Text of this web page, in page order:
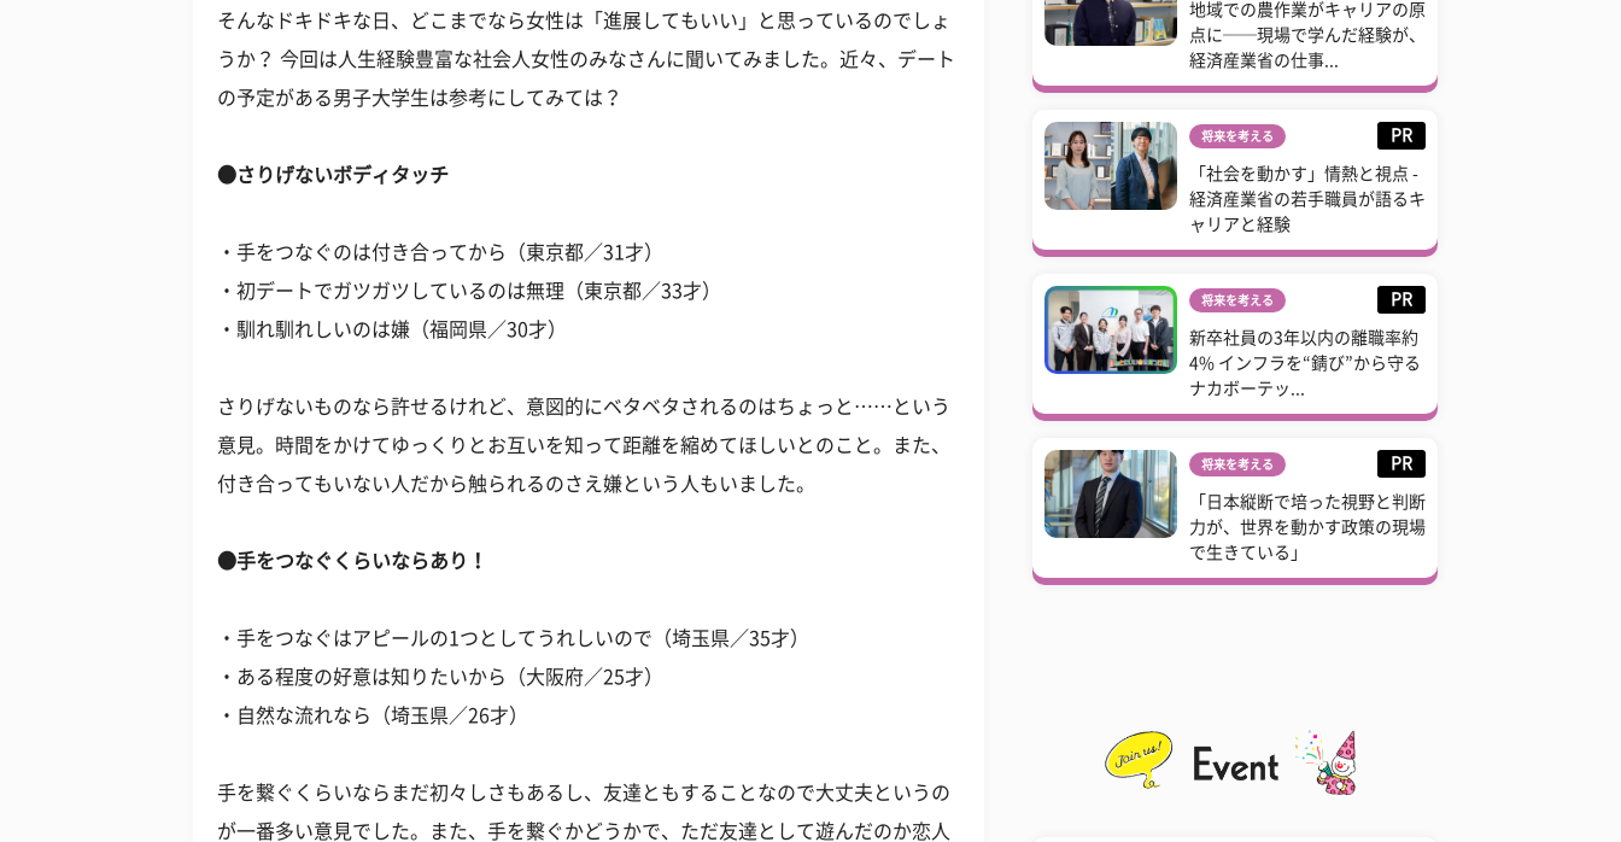
そんなドキドキな日、どこまでなら女性は「進展してもいい」と思っているのでしょ
うか？ 今回は人生経験豊富な社会人女性のみなさんに聞いてみました。近々、デート
の予定がある男子大学生は参考にしてみては？
●さりげないボディタッチ
・手をつなぐのは付き合ってから（東京都／31才）
・初デートでガツガツしているのは無理（東京都／33才）
・馴れ馴れしいのは嫌（福岡県／30才）
さりげないものなら許せるけれど、意図的にベタベタされるのはちょっと……という
意見。時間をかけてゆっくりとお互いを知って距離を縮めてほしいとのこと。また、
付き合ってもいない人だから触られるのさえ嫌という人もいました。
●手をつなぐくらいならあり！
・手をつなぐはアピールの1つとしてうれしいので（埼玉県／35才）
・ある程度の好意は知りたいから（大阪府／25才）
・自然な流れなら（埼玉県／26才）
手を繋ぐくらいならまだ初々しさもあるし、友達ともすることなので大丈夫というの
が一番多い意見でした。また、手を繋ぐかどうかで、ただ友達として遊んだのか恋人
地域での農作業がキャリアの原
点に──現場で学んだ経験が、
経済産業省の仕事...
将来を考える PR
「社会を動かす」情熱と視点 -
経済産業省の若手職員が語るキ
ャリアと経験
将来を考える PR
新卒社員の3年以内の離職率約
4% インフラを“錆び”から守る
ナカボーテッ...
将来を考える PR
「日本縦断で培った視野と判断
力が、世界を動かす政策の現場
で生きている」